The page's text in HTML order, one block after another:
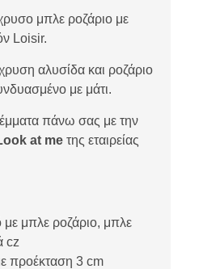
μπλε ροζάριο με
Loisir.
αλυσίδα και ροζάριο
με μάτι.
πάνω σας με την
at me της εταιρείας
με μπλε ροζάριο, μπλε
cz
προέκταση 3 cm